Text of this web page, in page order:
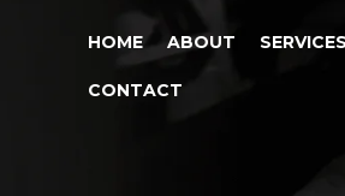
HOME ABOUT
CONTACT